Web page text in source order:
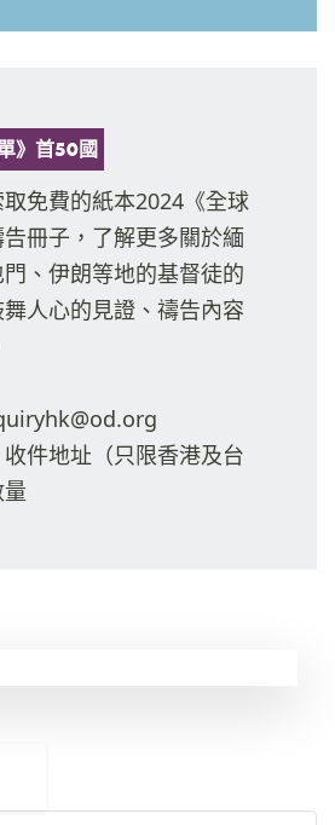
》首50國
免費的紙本2024《全球
冊子，了解更多關於緬
、伊朗等地的基督徒的
人心的見證、禱告內容
件地址（只限香港及台